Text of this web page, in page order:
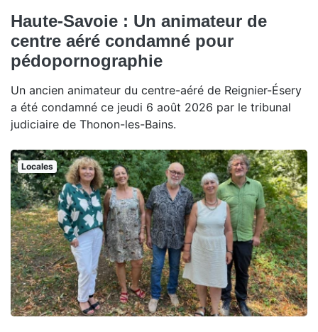
Haute-Savoie : Un animateur de
centre aéré condamné pour
pédopornographie
Un ancien animateur du centre-aéré de Reignier-Ésery
a été condamné ce jeudi 6 août 2026 par le tribunal
judiciaire de Thonon-les-Bains.
Locales